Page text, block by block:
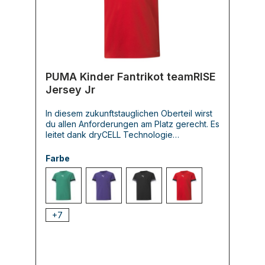
PUMA Kinder Fantrikot teamRISE
Jersey Jr
In diesem zukunftstauglichen Oberteil wirst
du allen Anforderungen am Platz gerecht. Es
leitet dank dryCELL Technologie
mit seinen stylischen Designelementen wie
bunten Kontrasteinsätzen an den Ärmeln
und sportlichen PUMA Logoprints selbst
modebewusste Nachwuchsspieler.
Farbe
005 PEPPER GREEN-PUMA BLACK-PU
010 PRISM VIOLET-PUMA BLACK-PU
003 PUMA BLACK-SMOKED
001 PUMA RED-
+7